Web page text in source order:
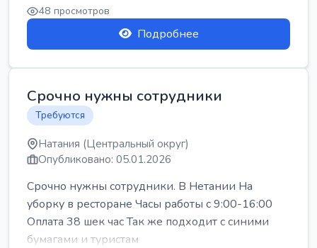
48 просмотров
Подробнее
Срочно нужны сотрудники
Требуются
Натания (Центральный округ)
Опубликовано: 05.01.2026
Срочно нужны сотрудники. В Нетании На
уборку в ресторане Часы работы с 9:00-16:00
Оплата 38 шек час Так же подходит с синими
бумагами и туристам